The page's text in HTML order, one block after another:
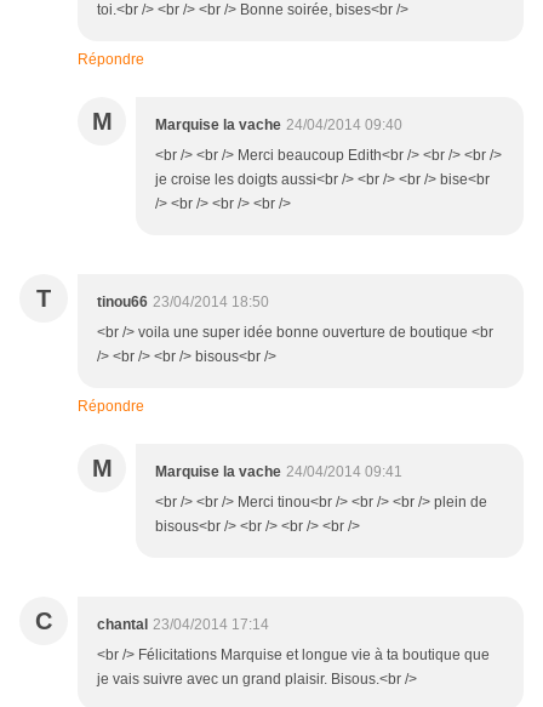
toi.<br /> <br /> <br /> Bonne soirée, bises<br />
Répondre
M Marquise la vache 24/04/2014 09:40
<br /> <br /> Merci beaucoup Edith<br /> <br /> <br />
je croise les doigts aussi<br /> <br /> <br /> bise<br
/> <br /> <br /> <br />
T tinou66 23/04/2014 18:50
<br /> voila une super idée bonne ouverture de boutique <br
/> <br /> <br /> bisous<br />
Répondre
M Marquise la vache 24/04/2014 09:41
<br /> <br /> Merci tinou<br /> <br /> <br /> plein de
bisous<br /> <br /> <br /> <br />
C chantal 23/04/2014 17:14
<br /> Félicitations Marquise et longue vie à ta boutique que
je vais suivre avec un grand plaisir. Bisous.<br />